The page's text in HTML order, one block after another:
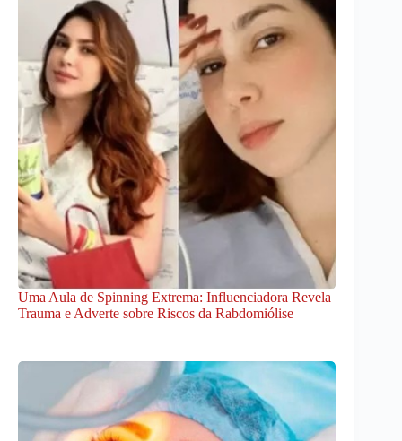
Uma Aula de Spinning Extrema: Influenciadora Revela
Trauma e Adverte sobre Riscos da Rabdomiólise